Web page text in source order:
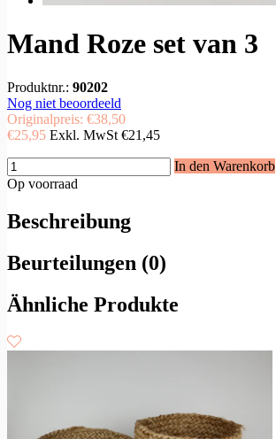
Mand Roze set van 3
Produktnr.: 90202
Nog niet beoordeeld
Originalpreis: €38,50
€25,95 Exkl. MwSt €21,45
In den Warenkorb
Op voorraad
Beschreibung
Beurteilungen (0)
Ähnliche Produkte